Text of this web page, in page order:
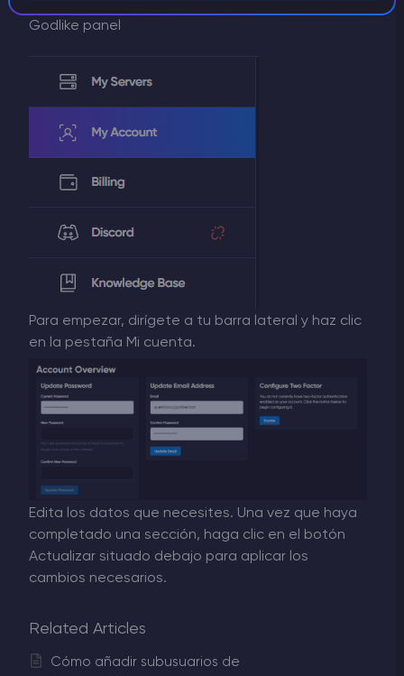
Godlike panel
Para empezar, dirígete a tu barra lateral y haz clic
en la pestaña Mi cuenta.
Edita los datos que necesites. Una vez que haya
completado una sección, haga clic en el botón
Actualizar situado debajo para aplicar los
cambios necesarios.
Related Articles
Cómo añadir subusuarios de